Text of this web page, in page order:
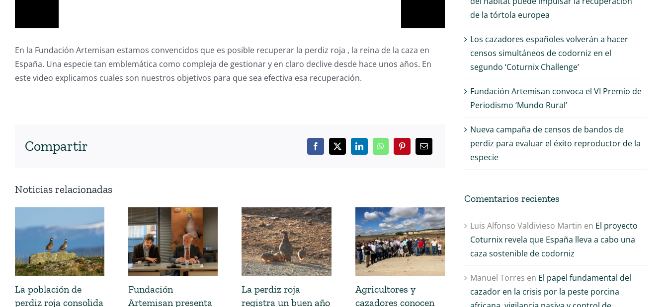
En la Fundación Artemisan estamos convencidos que es posible recuperar la perdiz roja , la reina de la caza en
España. Una especie tan emblemática como compleja de gestionar y en claro declive desde hace unos años. En
este video explicamos cuales son nuestros objetivos para que sea efectiva esa recuperación.
Compartir
Noticias relacionadas
La población de
perdiz roja consolida
Fundación
Artemisan presenta
La perdiz roja
registra un buen año
Agricultores y
cazadores conocen
La población de
perdiz roja consolida
Fundación
Artemisan presenta
de la tórtola europea
Los cazadores españoles volverán a hacer
censos simultáneos de codorniz en el
segundo ‘Coturnix Challenge’
Fundación Artemisan convoca el VI Premio de
Periodismo ‘Mundo Rural’
Nueva campaña de censos de bandos de
perdiz para evaluar el éxito reproductor de la
especie
Comentarios recientes
Luis Alfonso Valdivieso Martin en El proyecto
Coturnix revela que España lleva a cabo una
caza sostenible de codorniz
Manuel Torres en El papel fundamental del
cazador en la crisis por la peste porcina